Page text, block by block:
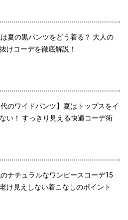
夏の黒パンツをどう着る？ 大人の
けコーデを徹底解説！
代のワイドパンツ】夏はトップスをイ
い！ すっきり見える快適コーデ術
ナチュラルなワンピースコーデ15
け見えしない着こなしのポイント